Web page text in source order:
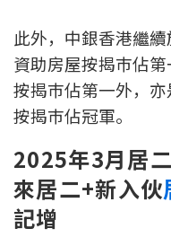
下載中心
按揭全面睇
公司動態
按市新聞
此外，中銀香港繼
資助房屋按揭巿佔
按揭巿佔第一外，
按揭巿佔冠軍。
2025年3月居
來居二+新入伙
記增